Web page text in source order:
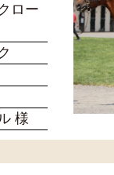
ロー
様